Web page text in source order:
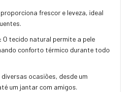
frescor e leveza, ideal
O tecido natural permite a pele
conforto térmico durante todo
ocasiões, desde um
um jantar com amigos.